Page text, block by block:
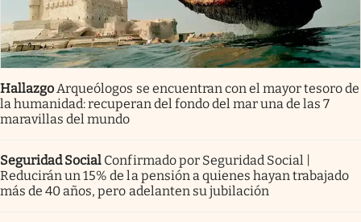
Hallazgo Arqueólogos se encuentran con el mayor tesoro de
la humanidad: recuperan del fondo del mar una de las 7
maravillas del mundo
Seguridad Social Confirmado por Seguridad Social |
Reducirán un 15% de la pensión a quienes hayan trabajado
más de 40 años, pero adelanten su jubilación